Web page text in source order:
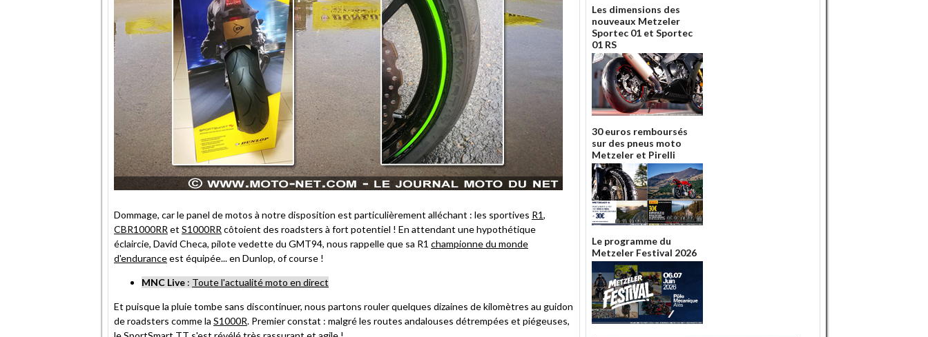
Dommage, car le panel de motos à notre disposition est particulièrement alléchant : les sportives R1,
CBR1000RR et S1000RR côtoient des roadsters à fort potentiel ! En attendant une hypothétique
éclaircie, David Checa, pilote vedette du GMT94, nous rappelle que sa R1 championne du monde
d'enduranceest équipée... en Dunlop, of course !
MNC Live : Toute l'actualité moto en direct
Et puisque la pluie tombe sans discontinuer, nous partons rouler quelques dizaines de kilomètres au guidon
de roadsters comme la S1000R. Premier constat : malgré les routes andalouses détrempées et piégeuses,
Les dimensions des
nouveaux Metzeler
Sportec 01 et Sportec
01 RS
30 euros remboursés
sur des pneus moto
Metzeler et Pirelli
Le programme du
Metzeler Festival 2026